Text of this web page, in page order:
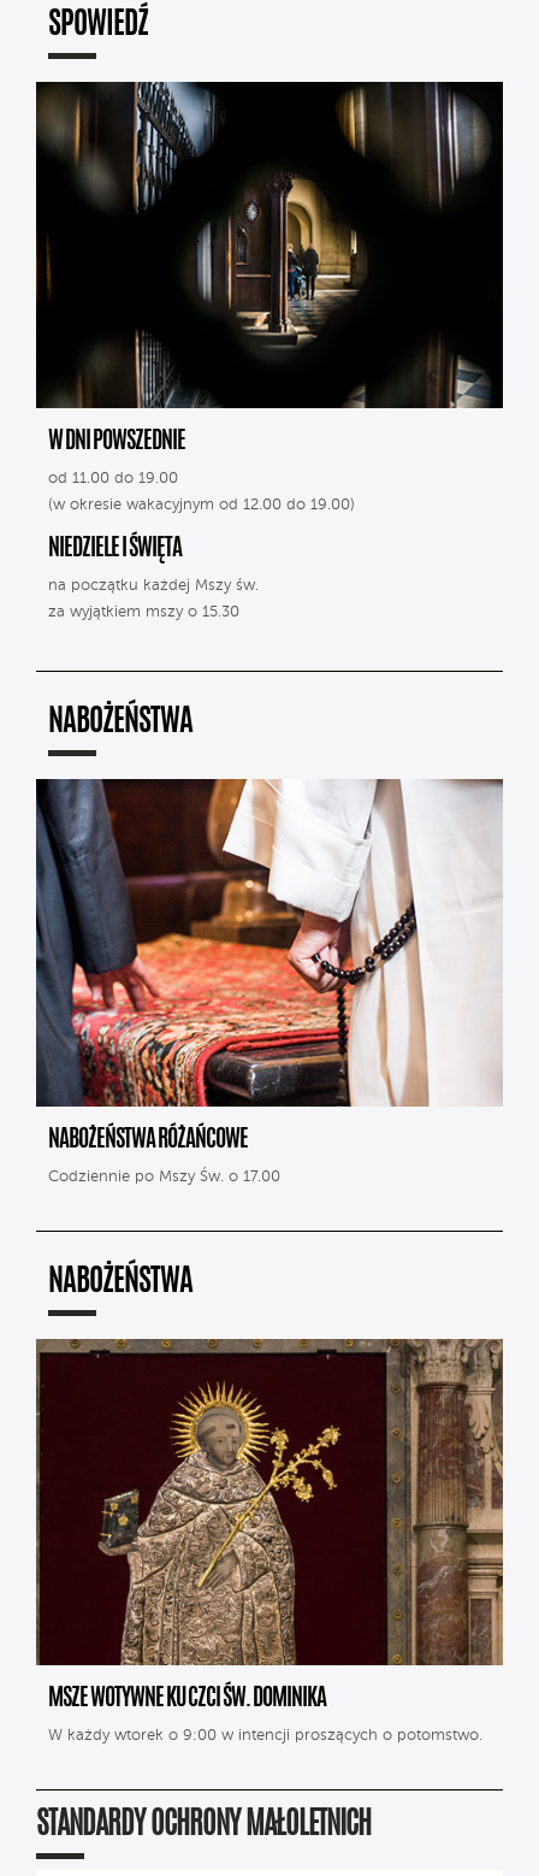
SPOWIEDŹ
W DNI POWSZEDNIE
od 11.00 do 19.00
(w okresie wakacyjnym od 12.00 do 19.00)
NIEDZIELE I ŚWIĘTA
na początku każdej Mszy św.
za wyjątkiem mszy o 15.30
NABOŻEŃSTWA
NABOŻEŃSTWA RÓŻAŃCOWE
Codziennie po Mszy Św. o 17.00
NABOŻEŃSTWA
MSZE WOTYWNE KU CZCI ŚW. DOMINIKA
W każdy wtorek o 9:00 w intencji proszących o potomstwo.
STANDARDY OCHRONY MAŁOLETNICH